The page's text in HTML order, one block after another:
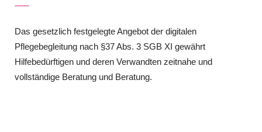
Das gesetzlich festgelegte Angebot der digitalen
Pflegebegleitung nach §37 Abs. 3 SGB XI gewährt
Hilfebedürftigen und deren Verwandten zeitnahe und
vollständige Beratung und Beratung.